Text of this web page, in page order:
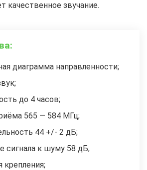
качественное звучание.
диаграмма направленности;
до 4 часов;
565 — 584 МГц;
44 +/- 2 дБ;
сигнала к шуму 58 дБ;
крепления;